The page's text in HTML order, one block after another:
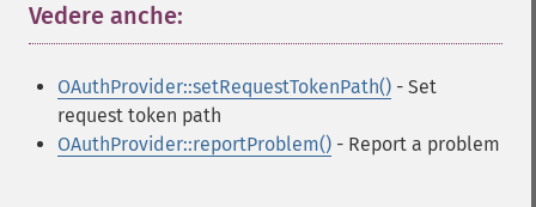
Vedere anche:
OAuthProvider::setRequestTokenPath() - Set
request token path
OAuthProvider::reportProblem() - Report a problem